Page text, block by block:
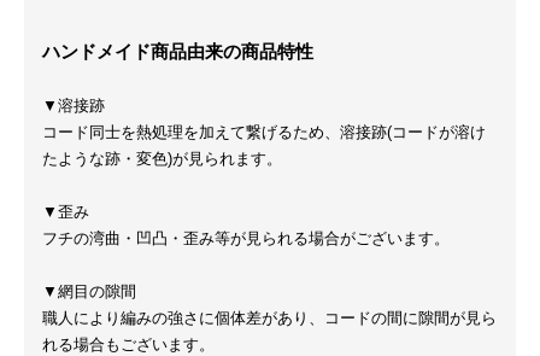
ハンドメイド商品由来の商品特性
▼溶接跡
コード同士を熱処理を加えて繋げるため、溶接跡(コードが溶け
たような跡・変色)が見られます。
▼歪み
フチの湾曲・凹凸・歪み等が見られる場合がございます。
▼網目の隙間
職人により編みの強さに個体差があり、コードの間に隙間が見ら
れる場合もございます。